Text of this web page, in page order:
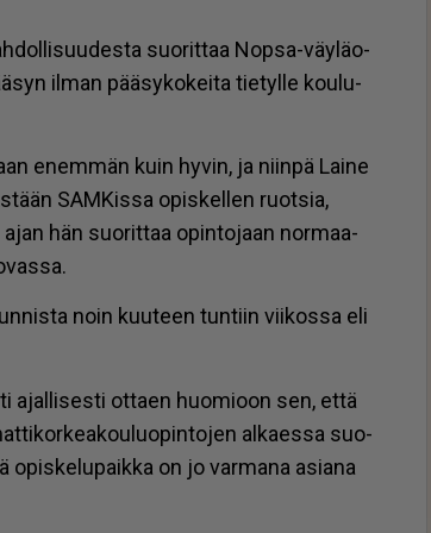
suo­rit­taa Nop­sa-väy­lä­o­
il­man pää­sy­ko­kei­ta tie­tyl­le kou­lu­
enem­män kuin hy­vin, ja niin­pä Lai­ne
SAM­Kis­sa opis­kel­len ruot­sia,
hän suo­rit­taa opin­to­jaan nor­maa­
noin kuu­teen tun­tiin vii­kos­sa eli
ajal­li­ses­ti ot­ta­en huo­mi­oon sen, et­tä
al­ka­es­sa suo­
on jo var­ma­na asi­a­na